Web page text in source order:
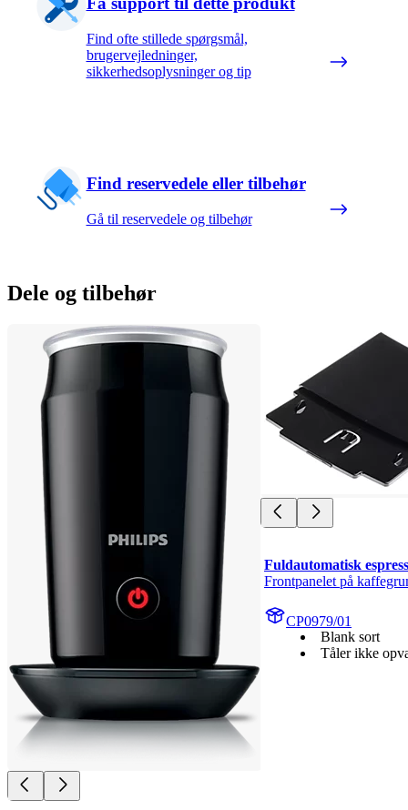
Find ofte stillede spørgsmål,
brugervejledninger,
sikkerhedsoplysninger og tip
Find reservedele eller tilbehør
Gå til reservedele og tilbehør
Dele og tilbehør
Fuldautomatisk
Frontpanelet på
CP0979/01
Blank sort
Tåler ikke